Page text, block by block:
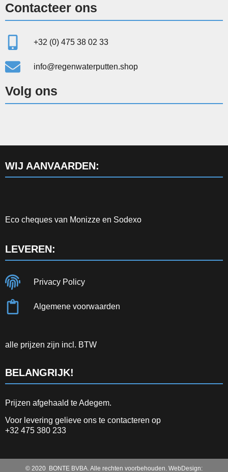
Contacteer ons
+32 (0) 475 38 02 33
info@regenwaterputten.shop
Volg ons
WIJ AANVAARDEN:
Eco cheques van Monizze en Sodexo
LEVEREN:
Privacy Policy
Algemene voorwaarden
alle prijzen zijn incl. BTW
BELANGRIJK!
Prijzen afgehaald te Adegem.
Voor levering gelieve ons te contacteren op
+32 475 380 233
© 2020 BONTE BVBA. Alle rechten voorbehouden. WebDesign: